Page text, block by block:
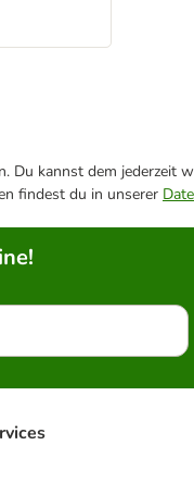
kannst dem jederzeit
findest du in unserer